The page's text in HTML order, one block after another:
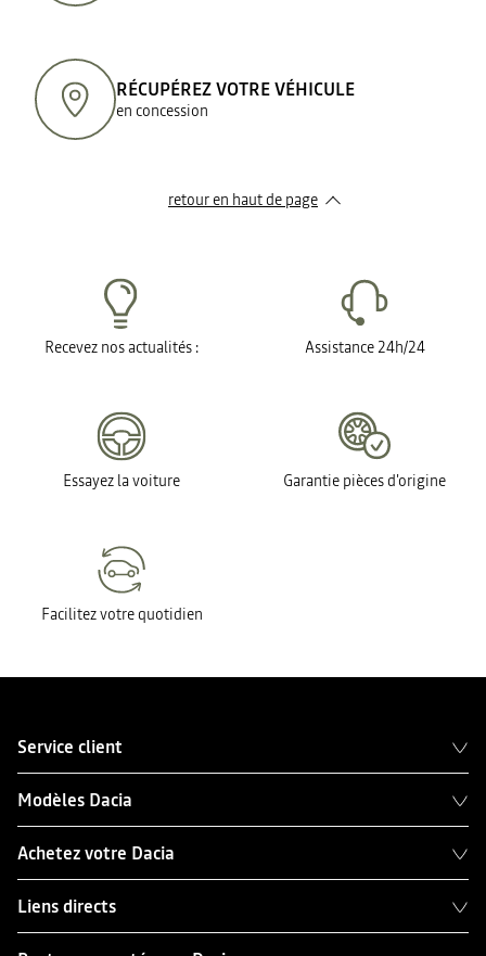
RÉCUPÉREZ VOTRE VÉHICULE
en concession
retour en haut de page​
Recevez nos actualités : Assistance 24h/24
Essayez la voiture Garantie pièces d'origine
Facilitez votre quotidien
Service client
Modèles Dacia
Achetez votre Dacia
Liens directs